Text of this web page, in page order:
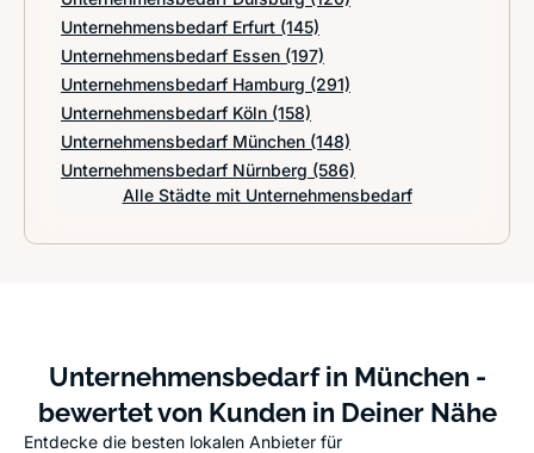
Unternehmensbedarf Erfurt (145)
Unternehmensbedarf Essen (197)
Unternehmensbedarf Hamburg (291)
Unternehmensbedarf Köln (158)
Unternehmensbedarf München (148)
Unternehmensbedarf Nürnberg (586)
Alle Städte mit Unternehmensbedarf
Unternehmensbedarf in München -
bewertet von Kunden in Deiner Nähe
Entdecke die besten lokalen Anbieter für